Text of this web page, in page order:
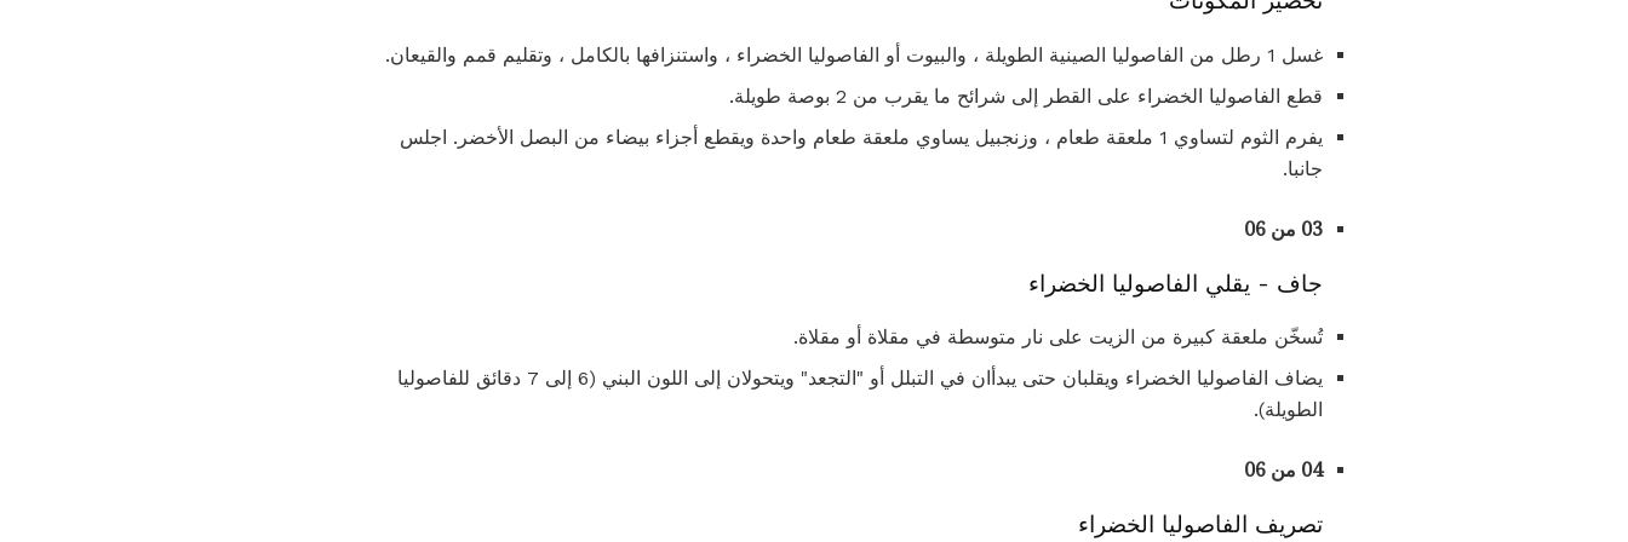
غسل 1 رطل من الفاصوليا الصينية الطويلة ، والبيوت أو الفاصوليا الخضراء ، واستنزافها بالكامل ، وتقليم قمم والقيعان.
قطع الفاصوليا الخضراء على القطر إلى شرائح ما يقرب من 2 بوصة طويلة.
يفرم الثوم لتساوي 1 ملعقة طعام ، وزنجبيل يساوي ملعقة طعام واحدة ويقطع أجزاء بيضاء من البصل الأخضر. اجلس
جانبا.
03 من 06
جاف - يقلي الفاصوليا الخضراء
تُسخّن ملعقة كبيرة من الزيت على نار متوسطة في مقلاة أو مقلاة.
يضاف الفاصوليا الخضراء ويقلبان حتى يبدأان في التبلل أو "التجعد" ويتحولان إلى اللون البني (6 إلى 7 دقائق للفاصوليا
الطويلة).
04 من 06
تصريف الفاصوليا الخضراء